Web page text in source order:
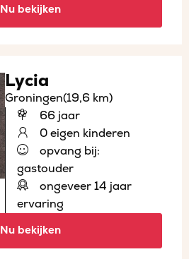
Nu bekijken
Lycia
Groningen(19,6 km)
66 jaar
0 eigen kinderen
opvang bij:
gastouder
ongeveer 14 jaar
ervaring
Nu bekijken